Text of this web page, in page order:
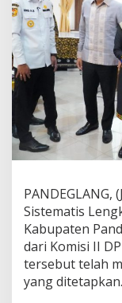
a
n
d
e
g
l
a
n
g
C
i
5
0
P
e
r
s
Sistematis
Kabupaten
dari Komisi II
tersebut telah
yang ditetapkan.